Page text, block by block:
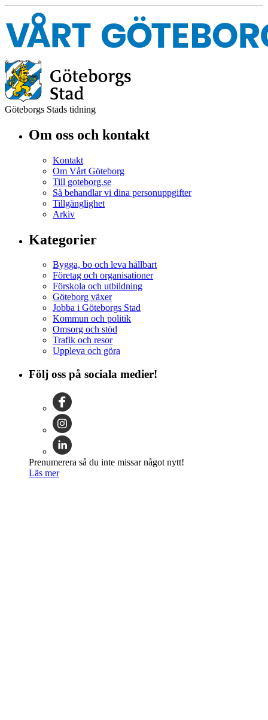
Göteborgs Stads tidning
Om oss och kontakt
Kontakt
Om Vårt Göteborg
Till goteborg.se
Så behandlar vi dina personuppgifter
Tillgänglighet
Arkiv
Kategorier
Bygga, bo och leva hållbart
Företag och organisationer
Förskola och utbildning
Göteborg växer
Jobba i Göteborgs Stad
Kommun och politik
Omsorg och stöd
Trafik och resor
Uppleva och göra
Följ oss på sociala medier!
Prenumerera så du inte missar något nytt!
Läs mer